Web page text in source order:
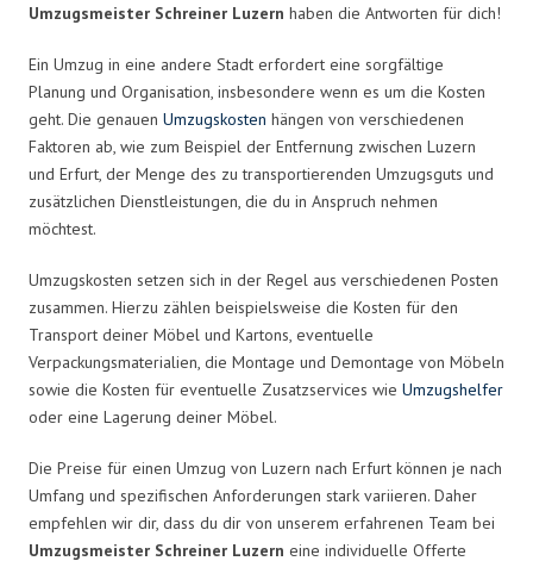
Umzugsmeister Schreiner Luzern haben die Antworten für dich!
Ein Umzug in eine andere Stadt erfordert eine sorgfältige
Planung und Organisation, insbesondere wenn es um die Kosten
geht. Die genauen Umzugskosten hängen von verschiedenen
Faktoren ab, wie zum Beispiel der Entfernung zwischen Luzern
und Erfurt, der Menge des zu transportierenden Umzugsguts und
zusätzlichen Dienstleistungen, die du in Anspruch nehmen
möchtest.
Umzugskosten setzen sich in der Regel aus verschiedenen Posten
zusammen. Hierzu zählen beispielsweise die Kosten für den
Transport deiner Möbel und Kartons, eventuelle
Verpackungsmaterialien, die Montage und Demontage von Möbeln
sowie die Kosten für eventuelle Zusatzservices wie Umzugshelfer
oder eine Lagerung deiner Möbel.
Die Preise für einen Umzug von Luzern nach Erfurt können je nach
Umfang und spezifischen Anforderungen stark variieren. Daher
empfehlen wir dir, dass du dir von unserem erfahrenen Team bei
Umzugsmeister Schreiner Luzern eine individuelle Offerte